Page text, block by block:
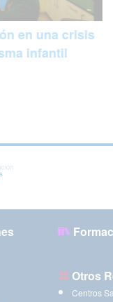
en una crisis
infantil
Otros
Centros